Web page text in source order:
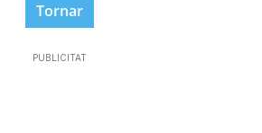
Tornar
PUBLICITAT